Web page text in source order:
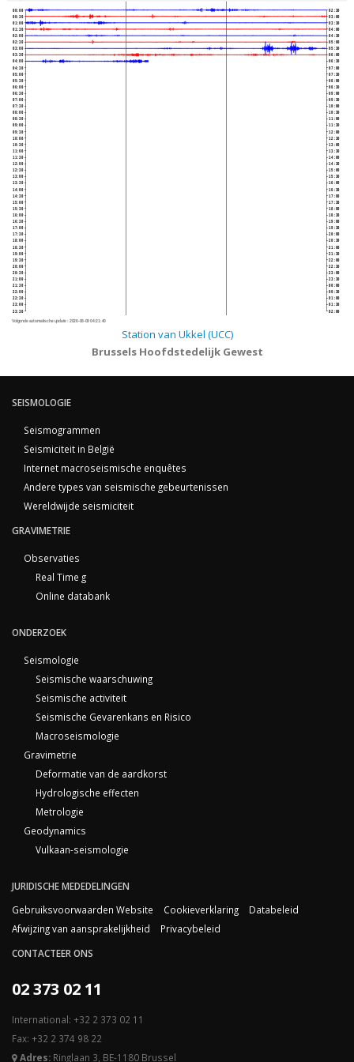
00:00
00:30
01:00
01:30
02:00
02:30
03:00
03:30
04:00
04:30
05:00
05:30
06:00
06:30
07:00
07:30
08:00
08:30
09:00
09:30
10:00
10:30
11:00
11:30
12:00
12:30
13:00
13:30
14:00
14:30
15:00
15:30
16:00
16:30
17:00
17:30
18:00
18:30
19:00
19:30
20:00
20:30
21:00
21:30
22:00
22:30
23:00
23:30
02:30
03:00
03:30
04:00
04:30
05:00
05:30
06:00
06:30
07:00
07:30
08:00
08:30
09:00
09:30
10:00
10:30
11:00
11:30
12:00
12:30
13:00
13:30
14:00
14:30
15:00
15:30
16:00
16:30
17:00
17:30
18:00
18:30
19:00
19:30
20:00
20:30
21:00
21:30
22:00
22:30
23:00
23:30
00:00
00:30
01:00
01:30
02:00
Volgende automatische update : 2026-08-09 04:21:40
Station van Ukkel (UCC)
Brussels Hoofdstedelijk Gewest
SEISMOLOGIE
Seismogrammen
Seismiciteit in België
Internet macroseismische enquêtes
Andere types van seismische gebeurtenissen
Wereldwijde seismiciteit
GRAVIMETRIE
Observaties
Real Time g
Online databank
ONDERZOEK
Seismologie
Seismische waarschuwing
Seismische activiteit
Seismische Gevarenkans en Risico
Macroseismologie
Gravimetrie
Deformatie van de aardkorst
Hydrologische effecten
Metrologie
Geodynamics
Vulkaan-seismologie
JURIDISCHE MEDEDELINGEN
Gebruiksvoorwaarden Website
Cookieverklaring
Databeleid
Afwijzing van aansprakelijkheid
Privacybeleid
CONTACTEER ONS
02 373 02 11
International: +32 2 373 02 11
Fax: +32 2 374 98 22
Adres: Ringlaan 3, BE-1180 Brussel